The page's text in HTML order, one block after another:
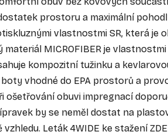
prostoru a maximální
vlastnostmi SR, která je
materiál MICROFIBER je
kompozitní tužinku a
vhodné do EPA prostorů a
ošetřování obuvi impregnací
by se neměl dostat na
Leták 4WIDE ke stažení ZDE